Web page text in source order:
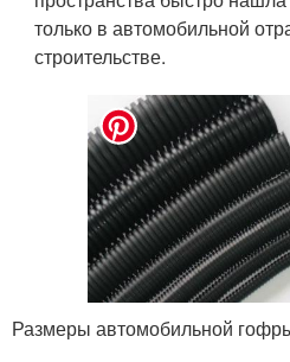
только в автомобильной
строительстве.
Размеры автомобильной